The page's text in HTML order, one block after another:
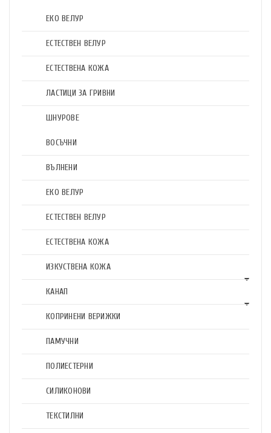
ЕКО ВЕЛУР
ЕСТЕСТВЕН ВЕЛУР
ЕСТЕСТВЕНА КОЖА
ЛАСТИЦИ ЗА ГРИВНИ
ШНУРОВЕ
ВОСЪЧНИ
ВЪЛНЕНИ
ЕКО ВЕЛУР
ЕСТЕСТВЕН ВЕЛУР
ЕСТЕСТВЕНА КОЖА
ИЗКУСТВЕНА КОЖА
КАНАП
КОПРИНЕНИ ВЕРИЖКИ
ПАМУЧНИ
ПОЛИЕСТЕРНИ
СИЛИКОНОВИ
ТЕКСТИЛНИ